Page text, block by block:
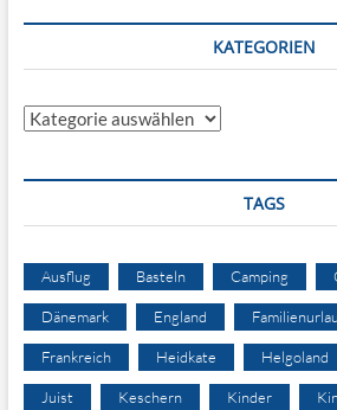
KATEGORIEN
Kategorien
TAGS
Ausflug Basteln Camping
Dänemark England
Frankreich Heidkate Helgoland
Juist Keschern Kinder